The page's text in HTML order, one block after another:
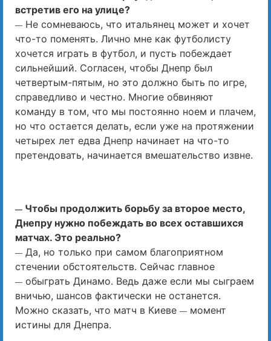
встретив его на улице?
— Не сомневаюсь, что итальянец может и хочет
что-то поменять. Лично мне как футболисту
хочется играть в футбол, и пусть побеждает
сильнейший. Согласен, чтобы Днепр был
четвертым-пятым, но это должно быть по игре,
справедливо и честно. Многие обвиняют
команду в том, что мы постоянно ноем и плачем,
но что остается делать, если уже на протяжении
четырех лет едва Днепр начинает на что-то
претендовать, начинается вмешательство извне.
— Чтобы продолжить борьбу за второе место,
Днепру нужно побеждать во всех оставшихся
матчах. Это реально?
— Да, но только при самом благоприятном
стечении обстоятельств. Сейчас главное
— обыграть Динамо. Ведь даже если мы сыграем
вничью, шансов фактически не останется.
Можно сказать, что матч в Киеве — момент
истины для Днепра.